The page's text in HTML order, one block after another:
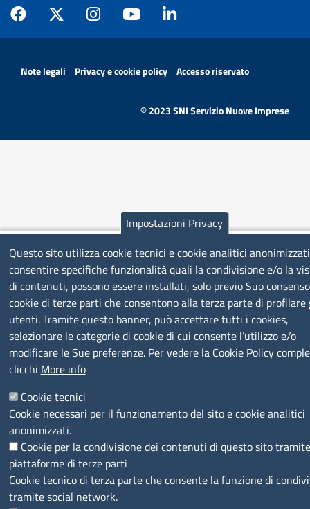
MENÙ PRIVACY
Note legali Privacy e cookie policy Accesso riservato
© 2023 SNI Servizio Nuove Imprese
Impostazioni Privacy
Questo sito utilizza cookie tecnici e cookie analitici
consentire specifiche funzionalità quali la condivisione e/o la
di contenuti, possono essere installati, solo previo Suo
cookie di terze parti che consentono alla terza parte di profilare
utenti. Tramite questo banner, può accettare tutti i cookies,
selezionare le categorie di cookie di cui consente l’utilizzo e/o
modificare le Sue preferenze. Per vedere la Cookie Policy
clicchi More info
Cookie tecnici
Cookie necessari per il funzionamento del sito e cookie analitici
anonimizzati.
Cookie per la condivisione dei contenuti di questo sito tramite
piattaforme di terze parti
Cookie tecnico di terza parte che consente la funzione di
tramite social network.